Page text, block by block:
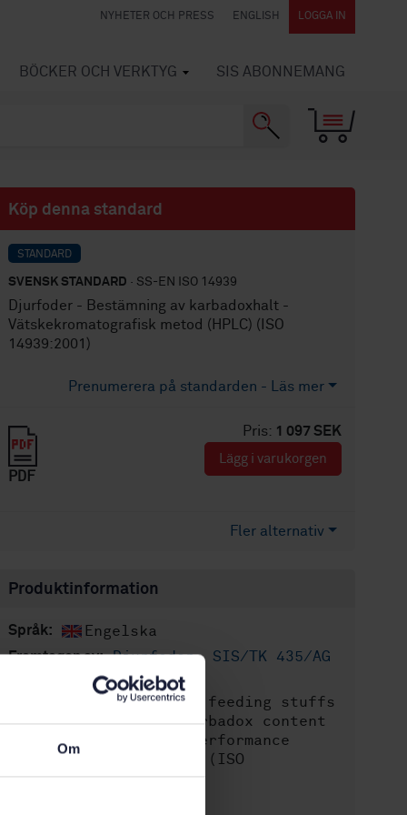
Om
NYHETER OCH PRESS ENGLISH LOGGA IN
BÖCKER OCH VERKTYG SIS ABONNEMANG
Köp denna standard
STANDARD
SVENSK STANDARD · SS-EN ISO 14939
Djurfoder - Bestämning av karbadoxhalt -
Vätskekromatografisk metod (HPLC) (ISO
14939:2001)
Prenumerera på standarden - Läs mer
Pris: 1 097 SEK
PDF
Lägg i varukorgen
Fler alternativ
Produktinformation
Språk: Engelska
Framtagen av:
Djurfoder, SIS/TK 435/AG
Internationell titel:Animal feeding stuffs
- Determination of carbadox content
- Method using high-performance
liquid chromatography (ISO
14939:2001)